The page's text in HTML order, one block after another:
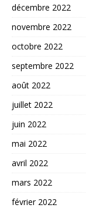
décembre 2022
novembre 2022
octobre 2022
septembre 2022
août 2022
juillet 2022
juin 2022
mai 2022
avril 2022
mars 2022
février 2022